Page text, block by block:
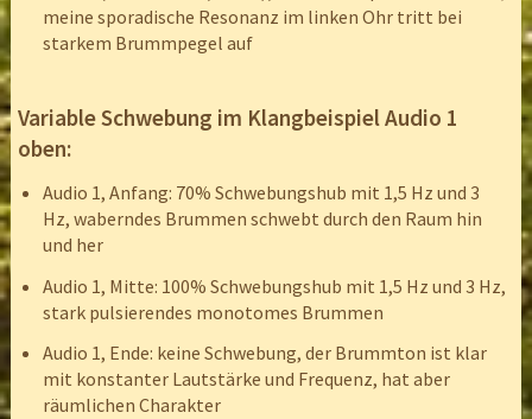
meine sporadische Resonanz im linken Ohr tritt bei
starkem Brummpegel auf
Variable Schwebung im Klangbeispiel Audio 1
oben:
Audio 1, Anfang: 70% Schwebungshub mit 1,5 Hz und 3
Hz, waberndes Brummen schwebt durch den Raum hin
und her
Audio 1, Mitte: 100% Schwebungshub mit 1,5 Hz und 3 Hz,
stark pulsierendes monotomes Brummen
Audio 1, Ende: keine Schwebung, der Brummton ist klar
mit konstanter Lautstärke und Frequenz, hat aber
räumlichen Charakter